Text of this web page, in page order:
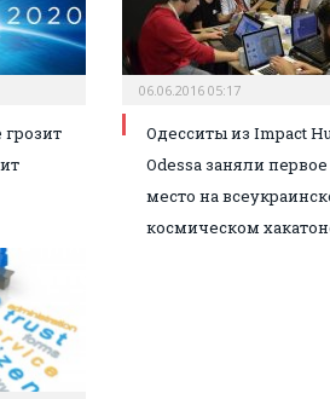
06.06.2016 05:17
Одесситы из Impact
Odessa заняли первое
место на
космическом